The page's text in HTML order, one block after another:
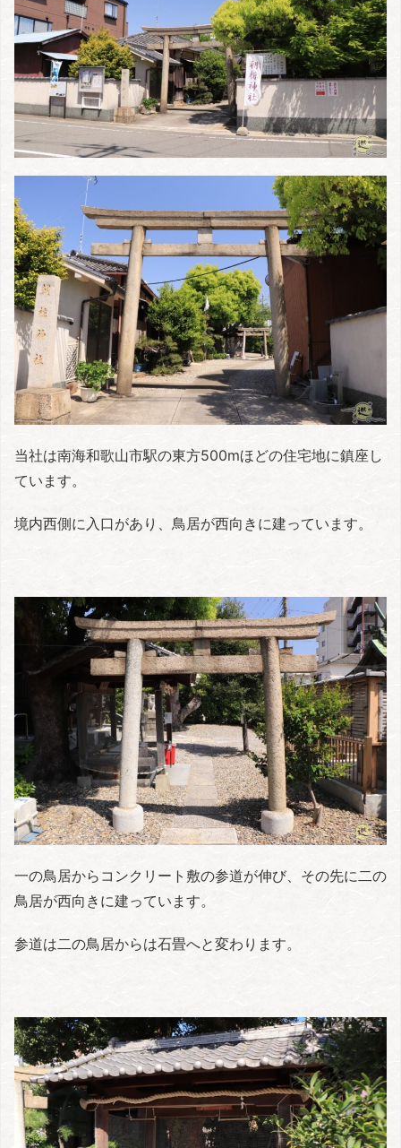
当社は南海和歌山市駅の東方500mほどの住宅地に鎮座し
ています。
境内西側に入口があり、鳥居が西向きに建っています。
一の鳥居からコンクリート敷の参道が伸び、その先に二の
鳥居が西向きに建っています。
参道は二の鳥居からは石畳へと変わります。